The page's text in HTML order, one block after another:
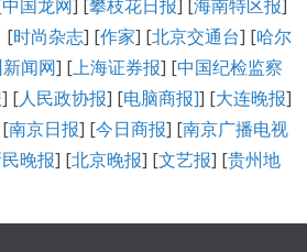
国龙网] [攀枝花日报] [海南特区报]
[时尚杂志] [作家] [北京交通台] [哈尔
闻网] [上海证券报] [中国纪检监察
] [人民政协报] [电脑商报]] [大连晚报]
南京日报] [今日商报] [南京广播电视
晚报] [北京晚报] [文艺报] [贵州地